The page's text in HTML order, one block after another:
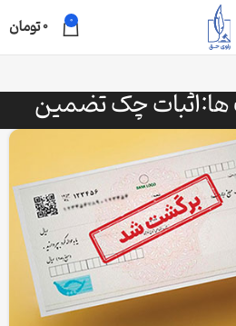
0
0تومان
ها:اثبات چک تضمین